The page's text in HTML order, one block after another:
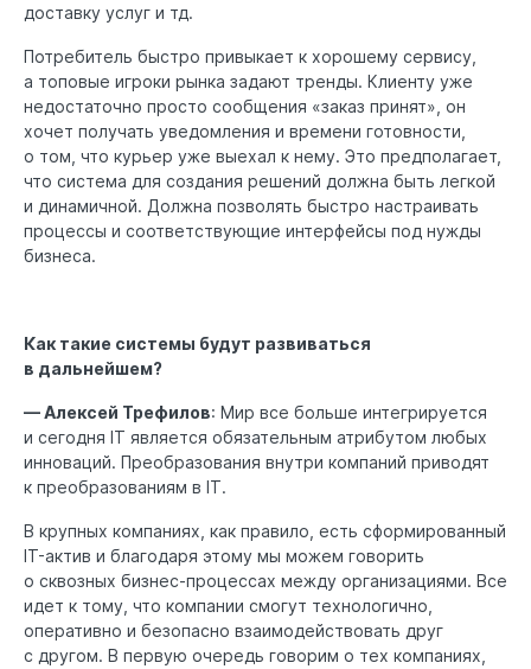
доставку услуг и тд.
Потребитель быстро привыкает к хорошему сервису,
а топовые игроки рынка задают тренды. Клиенту уже
недостаточно просто сообщения «заказ принят», он
хочет получать уведомления и времени готовности,
о том, что курьер уже выехал к нему. Это предполагает,
что система для создания решений должна быть легкой
и динамичной. Должна позволять быстро настраивать
процессы и соответствующие интерфейсы под нужды
бизнеса.
Как такие системы будут развиваться
в дальнейшем?
— Алексей Трефилов: Мир все больше интегрируется
и сегодня IT является обязательным атрибутом любых
инноваций. Преобразования внутри компаний приводят
к преобразованиям в IT.
В крупных компаниях, как правило, есть сформированный
IT-актив и благодаря этому мы можем говорить
о сквозных бизнес-процессах между организациями. Все
идет к тому, что компании смогут технологично,
оперативно и безопасно взаимодействовать друг
с другом. В первую очередь говорим о тех компаниях,